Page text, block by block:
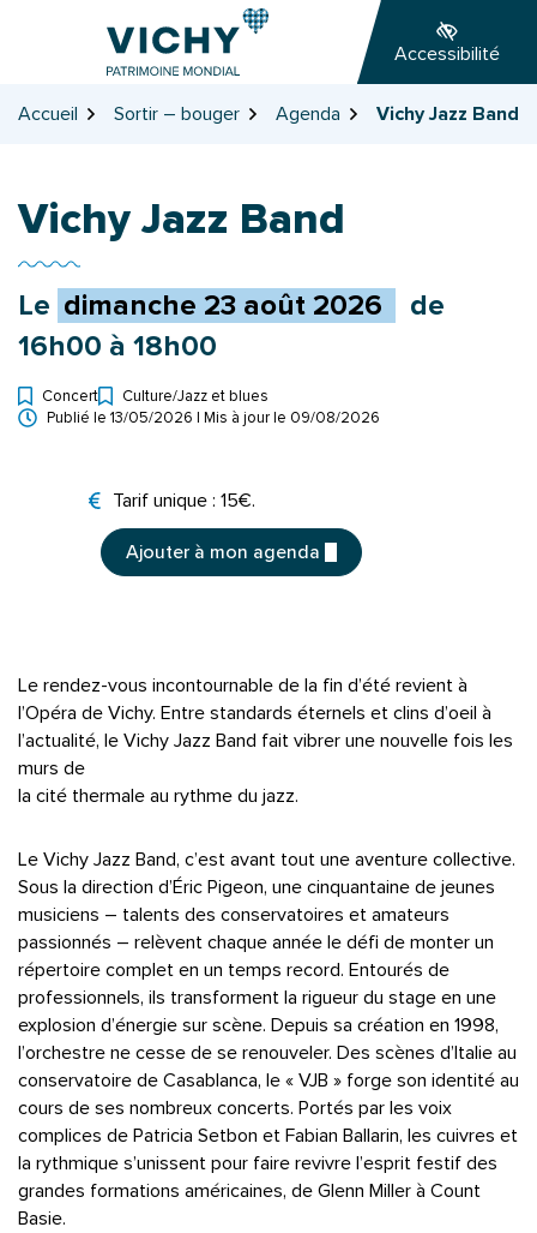
page
Accessibilité
Accueil Sortir – bouger Agenda Vichy Jazz Band
Vichy Jazz Band
Le dimanche 23 août 2026
de
16h00 à 18h00
ConcertTypes d'événement
Culture/Jazz et blues
Publié le 13/05/2026 | Mis à jour le 09/08/2026
Tarifs
Tarif unique : 15€.
Ajouter à mon agenda
Le rendez-vous incontournable de la fin d’été revient à
l’Opéra de Vichy. Entre standards éternels et clins d’oeil à
l’actualité, le Vichy Jazz Band fait vibrer une nouvelle fois les
murs de
la cité thermale au rythme du jazz.
Le Vichy Jazz Band, c’est avant tout une aventure collective.
Sous la direction d’Éric Pigeon, une cinquantaine de jeunes
musiciens – talents des conservatoires et amateurs
passionnés – relèvent chaque année le défi de monter un
répertoire complet en un temps record. Entourés de
professionnels, ils transforment la rigueur du stage en une
explosion d’énergie sur scène. Depuis sa création en 1998,
l’orchestre ne cesse de se renouveler. Des scènes d’Italie au
conservatoire de Casablanca, le « VJB » forge son identité au
cours de ses nombreux concerts. Portés par les voix
complices de Patricia Setbon et Fabian Ballarin, les cuivres et
la rythmique s’unissent pour faire revivre l’esprit festif des
grandes formations américaines, de Glenn Miller à Count
Basie.